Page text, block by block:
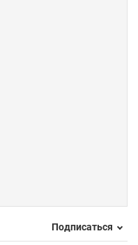
Подписаться